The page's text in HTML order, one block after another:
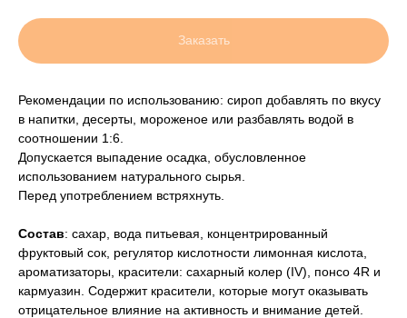
Заказать
Рекомендации по использованию: сироп добавлять по вкусу
в напитки, десерты, мороженое или разбавлять водой в
соотношении 1:6.
Допускается выпадение осадка, обусловленное
использованием натурального сырья.
Перед употреблением встряхнуть.
Состав: сахар, вода питьевая, концентрированный
фруктовый сок, регулятор кислотности лимонная кислота,
ароматизаторы, красители: сахарный колер (IV), понсо 4R и
кармуазин. Содержит красители, которые могут оказывать
отрицательное влияние на активность и внимание детей.